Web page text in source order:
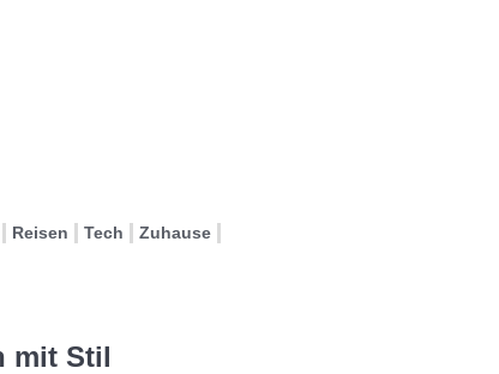
Reisen Tech Zuhause
mit Stil